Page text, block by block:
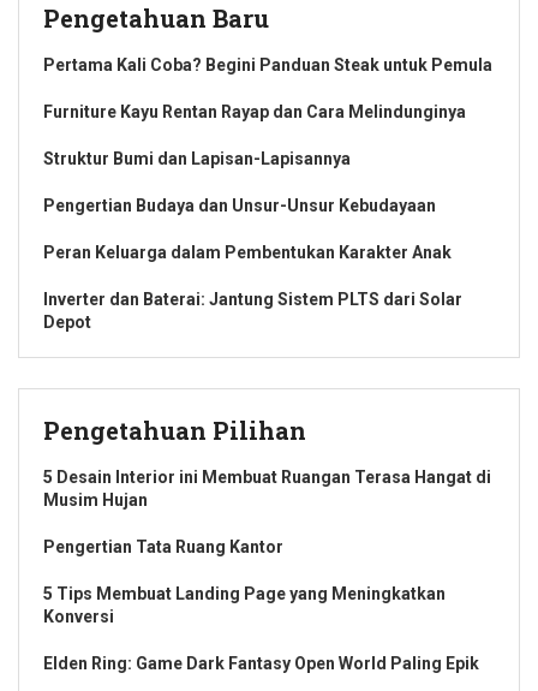
Pengetahuan Baru
Pertama Kali Coba? Begini Panduan Steak untuk Pemula
Furniture Kayu Rentan Rayap dan Cara Melindunginya
Struktur Bumi dan Lapisan-Lapisannya
Pengertian Budaya dan Unsur-Unsur Kebudayaan
Peran Keluarga dalam Pembentukan Karakter Anak
Inverter dan Baterai: Jantung Sistem PLTS dari Solar
Depot
Pengetahuan Pilihan
5 Desain Interior ini Membuat Ruangan Terasa Hangat di
Musim Hujan
Pengertian Tata Ruang Kantor
5 Tips Membuat Landing Page yang Meningkatkan
Konversi
Elden Ring: Game Dark Fantasy Open World Paling Epik